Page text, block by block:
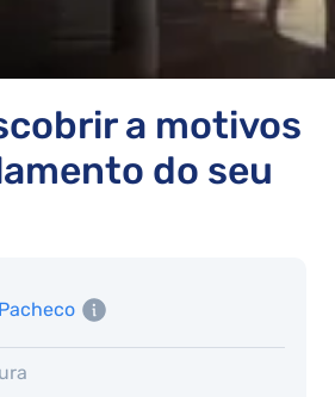
a motivos
do seu